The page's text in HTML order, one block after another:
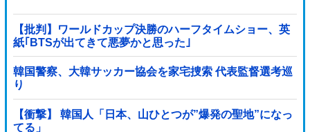
【批判】ワールドカップ決勝のハーフタイムショー、英
紙｢BTSが出てきて悪夢かと思った｣
韓国警察、大韓サッカー協会を家宅捜索 代表監督選考巡
り
【衝撃】 韓国人「日本、山ひとつが”爆発の聖地”になっ
てる」